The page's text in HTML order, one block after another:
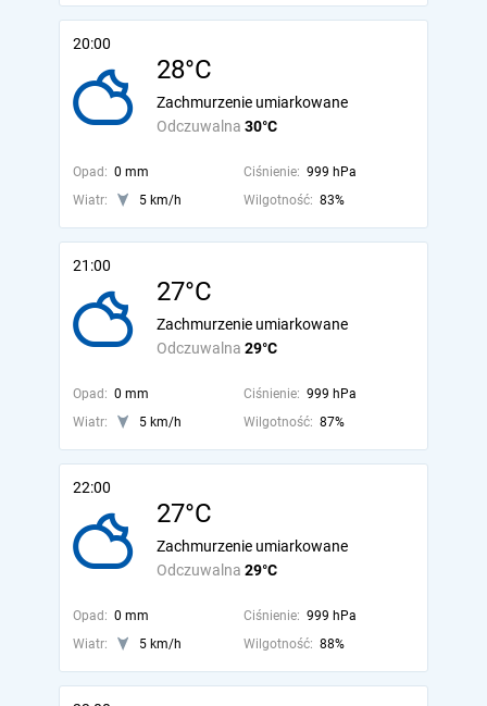
20:00
28°C
Odczuwalna 30°C
Zachmurzenie umiarkowane
Opad: 0 mm Ciśnienie: 999 hPa
Wiatr:
5 km/h Wilgotność: 83%
21:00
27°C
Odczuwalna 29°C
Zachmurzenie umiarkowane
Opad: 0 mm Ciśnienie: 999 hPa
Wiatr:
5 km/h Wilgotność: 87%
22:00
27°C
Odczuwalna 29°C
Zachmurzenie umiarkowane
Opad: 0 mm Ciśnienie: 999 hPa
Wiatr:
5 km/h Wilgotność: 88%